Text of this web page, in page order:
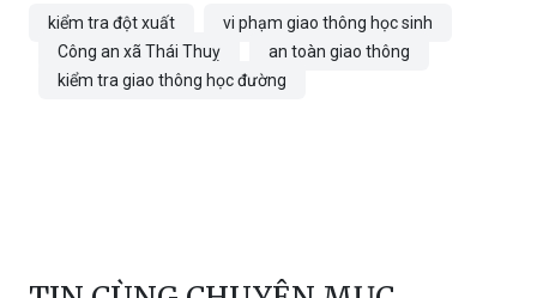
kiểm tra đột xuất
vi phạm giao thông học sinh
Công an xã Thái Thuỵ
an toàn giao thông
kiểm tra giao thông học đường